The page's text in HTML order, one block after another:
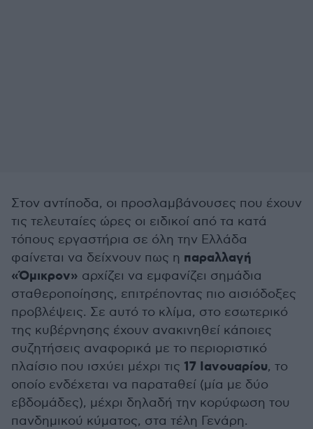
Στον αντίποδα, οι προσλαμβάνουσες που έχουν
τις τελευταίες ώρες οι ειδικοί από τα κατά
τόπους εργαστήρια σε όλη την Ελλάδα
φαίνεται να δείχνουν πως η παραλλαγή
«Όμικρον» αρχίζει να εμφανίζει σημάδια
σταθεροποίησης, επιτρέποντας πιο αισιόδοξες
προβλέψεις. Σε αυτό το κλίμα, στο εσωτερικό
της κυβέρνησης έχουν ανακινηθεί κάποιες
συζητήσεις αναφορικά με το περιοριστικό
πλαίσιο που ισχύει μέχρι τις 17 Ιανουαρίου, το
οποίο ενδέχεται να παραταθεί (μία με δύο
εβδομάδες), μέχρι δηλαδή την κορύφωση του
πανδημικού κύματος, στα τέλη Γενάρη.